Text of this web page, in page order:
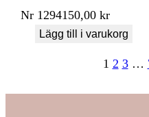
Nr 1294150,00kr
Lägg till i varukorg
1 2 3 …